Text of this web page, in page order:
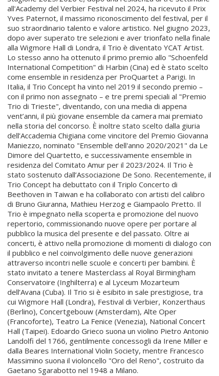
all'Academy del Verbier Festival nel 2024, ha ricevuto il Prix
Yves Paternot, il massimo riconoscimento del festival, per il
suo straordinario talento e valore artistico. Nel giugno 2023,
dopo aver superato tre selezioni e aver trionfato nella finale
alla Wigmore Hall di Londra, il Trio è diventato YCAT Artist.
Lo stesso anno ha ottenuto il primo premio allo "Schoenfeld
International Competition" di Harbin (Cina) ed è stato scelto
come ensemble in residenza per ProQuartet a Parigi. In
Italia, il Trio Concept ha vinto nel 2019 il secondo premio –
con il primo non assegnato – e tre premi speciali al "Premio
Trio di Trieste", diventando, con una media di appena
vent’anni, il più giovane ensemble da camera mai premiato
nella storia del concorso. È inoltre stato scelto dalla giuria
dell’Accademia Chigiana come vincitore del Premio Giovanna
Maniezzo, nominato "Ensemble dell'anno 2020/2021" da Le
Dimore del Quartetto, e successivamente ensemble in
residenza del Comitato Amur per il 2023/2024. Il Trio è
stato sostenuto dall’Associazione De Sono. Recentemente, il
Trio Concept ha debuttato con il Triplo Concerto di
Beethoven in Taiwan e ha collaborato con artisti del calibro
di Bruno Giuranna, Mathieu Herzog e Giampaolo Pretto. Il
Trio è impegnato nella scoperta e promozione del nuovo
repertorio, commissionando nuove opere per portare al
pubblico la musica del presente e del passato. Oltre ai
concerti, è attivo nella promozione di momenti di dialogo con
il pubblico e nel coinvolgimento delle nuove generazioni
attraverso incontri nelle scuole e concerti per bambini. È
stato invitato a tenere Masterclass al Royal Birmingham
Conservatoire (Inghilterra) e al Lyceum Mozarteum
dell’Avana (Cuba). Il Trio si è esibito in sale prestigiose, tra
cui Wigmore Hall (Londra), Festival di Verbier, Konzerthaus
(Berlino), Concertgebouw (Amsterdam), Alte Oper
(Francoforte), Teatro La Fenice (Venezia), National Concert
Hall (Taipei). Edoardo Grieco suona un violino Pietro Antonio
Landolfi del 1766, gentilmente concessogli da Irene Miller e
dalla Beares International Violin Society, mentre Francesco
Massimino suona il violoncello "Oro del Reno", costruito da
Gaetano Sgarabotto nel 1948 a Milano.